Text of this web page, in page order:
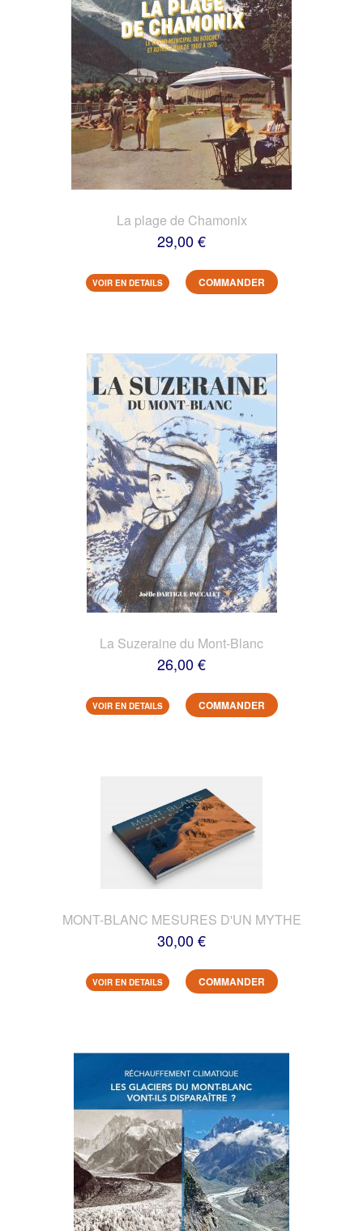
La plage de Chamonix
29,00 €
VOIR EN DETAILS COMMANDER
La Suzeraine du Mont-Blanc
26,00 €
VOIR EN DETAILS COMMANDER
MONT-BLANC MESURES D'UN MYTHE
30,00 €
VOIR EN DETAILS COMMANDER